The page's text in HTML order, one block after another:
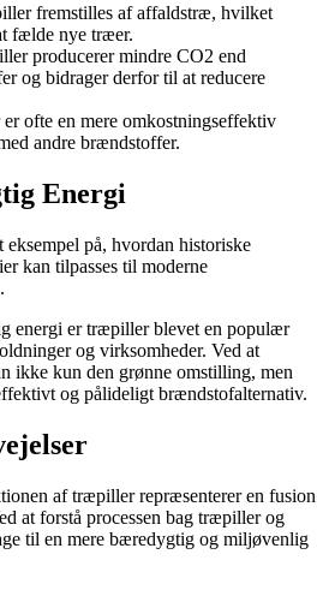
fremstilles af affaldstræ, hvilket
fælde nye træer.
producerer mindre CO2 end
og bidrager derfor til at reducere
ofte en mere omkostningseffektiv
andre brændstoffer.
Energi
eksempel på, hvordan historiske
kan tilpasses til moderne
energi er træpiller blevet en populær
og virksomheder. Ved at
ikke kun den grønne omstilling, men
og pålideligt brændstofalternativ.
af træpiller repræsenterer en fusion
at forstå processen bag træpiller og
til en mere bæredygtig og miljøvenlig